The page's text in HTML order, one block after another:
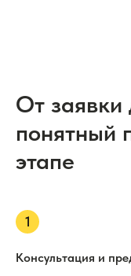
От заявки
понятный
этапе
Консультация и